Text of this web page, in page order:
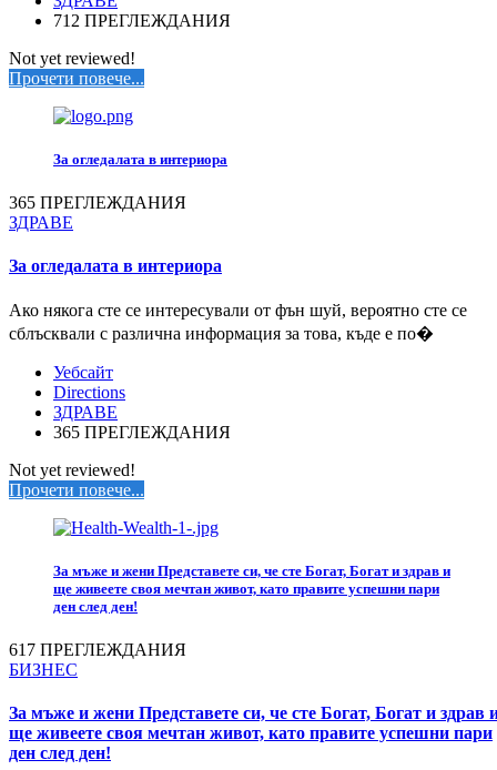
712 ПРЕГЛЕЖДАНИЯ
Not yet reviewed!
Прочети повече...
За огледалата в интериора
365 ПРЕГЛЕЖДАНИЯ
ЗДРАВЕ
За огледалата в интериора
Ако някога сте се интересували от фън шуй, вероятно сте се
сблъсквали с различна информация за това, къде е по�
Уебсайт
Directions
ЗДРАВЕ
365 ПРЕГЛЕЖДАНИЯ
Not yet reviewed!
Прочети повече...
За мъже и жени Представете си, че сте Богат, Богат и здрав и
ще живеете своя мечтан живот, като правите успешни пари
ден след ден!
617 ПРЕГЛЕЖДАНИЯ
БИЗНЕС
За мъже и жени Представете си, че сте Богат, Богат и здрав
ще живеете своя мечтан живот, като правите успешни пари
ден след ден!